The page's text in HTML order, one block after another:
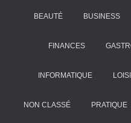
BEAUTÉ BUSINESS
FINANCES
INFORMATIQUE
NON CLASSÉ PRATIQUE